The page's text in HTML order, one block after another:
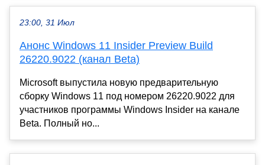
23:00, 31 Июл
Анонс Windows 11 Insider Preview Build
26220.9022 (канал Beta)
Microsoft выпустила новую предварительную
сборку Windows 11 под номером 26220.9022 для
участников программы Windows Insider на канале
Beta. Полный но...